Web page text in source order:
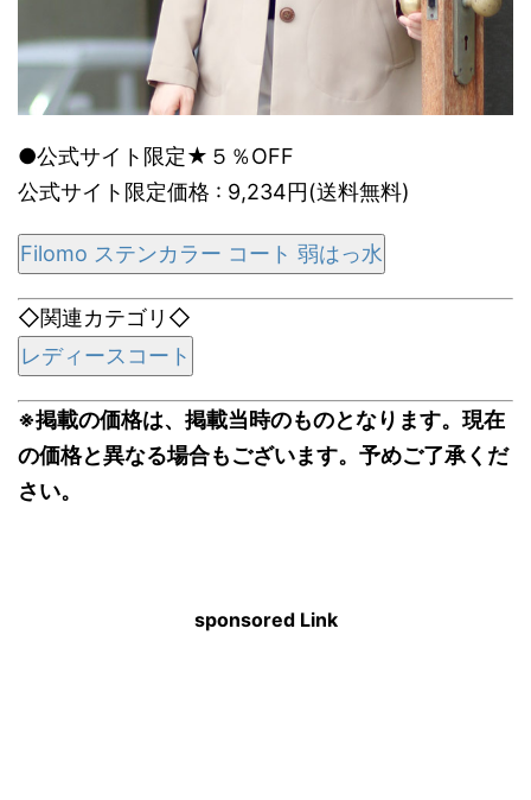
●公式サイト限定★５％OFF
公式サイト限定価格 : 9,234円(送料無料)
Filomo ステンカラー コート 弱はっ水
◇関連カテゴリ◇
レディースコート
※掲載の価格は、掲載当時のものとなります。現在
の価格と異なる場合もございます。予めご了承くだ
さい。
sponsored Link